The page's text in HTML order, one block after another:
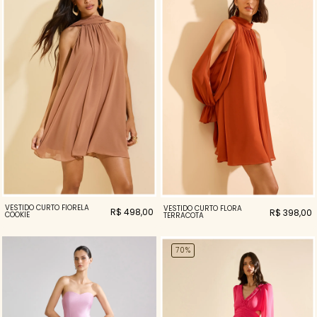
VESTIDO CURTO FIORELA
COOKIE R$ 498,00 VESTIDO CURTO FLORA
TERRACOTA R$ 398,00
70%